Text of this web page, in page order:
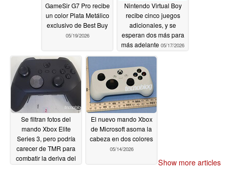
GameSir G7 Pro recibe
un color Plata Metálico
exclusivo de Best Buy
05/19/2026
Nintendo Virtual Boy
recibe cinco juegos
adicionales, y se
esperan dos más para
más adelante 05/17/2026
Se filtran fotos del
mando Xbox Elite
Series 3, pero podría
carecer de TMR para
combatir la deriva del
El nuevo mando Xbox
de Microsoft asoma la
cabeza en dos colores
05/14/2026
Show more articles